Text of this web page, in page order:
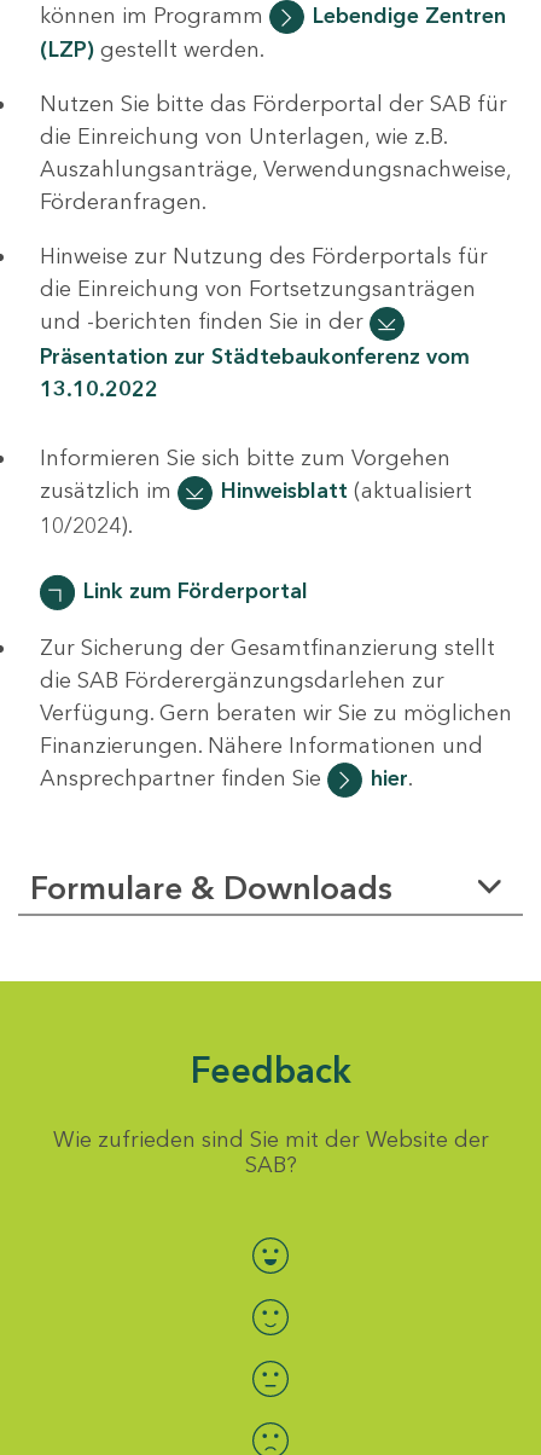
können im Programm
Lebendige Zentren
(LZP) gestellt werden.
Nutzen Sie bitte das Förderportal der SAB für
die Einreichung von Unterlagen, wie z.B.
Auszahlungsanträge, Verwendungsnachweise,
Förderanfragen.
Hinweise zur Nutzung des Förderportals für
die Einreichung von Fortsetzungsanträgen
und -berichten finden Sie in der
Präsentation zur Städtebaukonferenz vom
13.10.2022
Informieren Sie sich bitte zum Vorgehen
zusätzlich im
Hinweisblatt (aktualisiert
10/2024).
Link zum Förderportal
Zur Sicherung der Gesamtfinanzierung stellt
die SAB Förderergänzungsdarlehen zur
Verfügung. Gern beraten wir Sie zu möglichen
Finanzierungen. Nähere Informationen und
Ansprechpartner finden Sie
hier.
Formulare & Downloads
Feedback
Wie zufrieden sind Sie mit der Website der
SAB?
Bewertung auswählen